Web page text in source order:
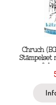
Chruch
Stämpelset
från